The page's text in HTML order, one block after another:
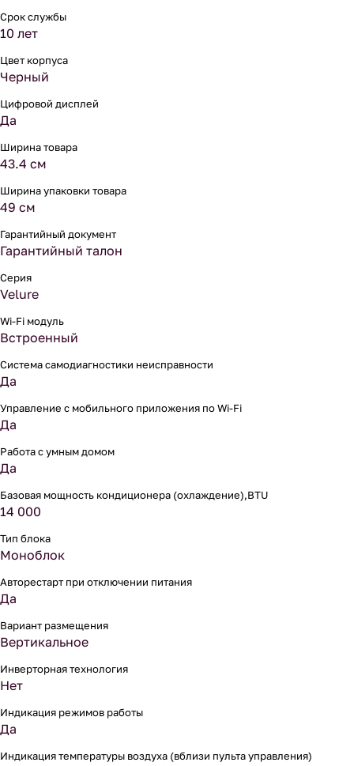
Срок службы
10 лет
Цвет корпуса
Черный
Цифровой дисплей
Да
Ширина товара
43.4 см
Ширина упаковки товара
49 см
Гарантийный документ
Гарантийный талон
Серия
Velure
Wi-Fi модуль
Встроенный
Система самодиагностики неисправности
Да
Управление c мобильного приложения по Wi-Fi
Да
Работа с умным домом
Да
Базовая мощность кондиционера (охлаждение),BTU
14 000
Тип блока
Моноблок
Авторестарт при отключении питания
Да
Вариант размещения
Вертикальное
Инверторная технология
Нет
Индикация режимов работы
Да
Индикация температуры воздуха (вблизи пульта управления)